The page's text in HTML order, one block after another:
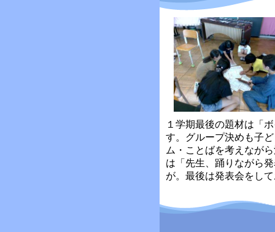
１学期最後の題材は「
す。グループ決めも子
ム・ことばを考えなが
は「先生、踊りながら
が。最後は発表会をし